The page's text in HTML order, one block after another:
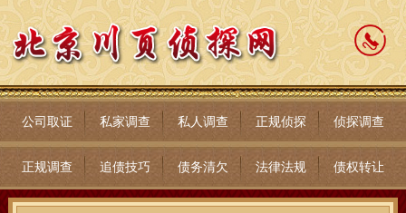
公司取证 私家调查 私人调查 正规侦探 侦探调查
正规调查 追债技巧 债务清欠 法律法规 债权转让